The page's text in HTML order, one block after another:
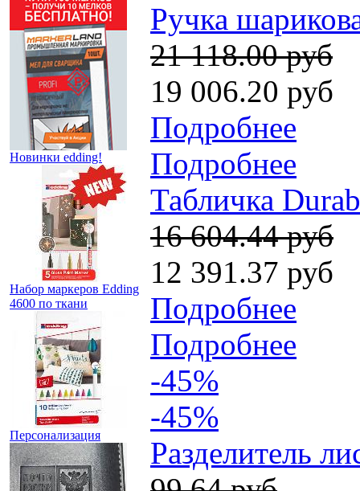
Новинки edding!
Набор маркеров Edding
4600 по ткани
Персонализация
Ручка
21 118.00 руб
19 006.20 руб
Подробнее
Подробнее
Табличка
16 604.44 руб
12 391.37 руб
Подробнее
Подробнее
-45%
-45%
Разделитель